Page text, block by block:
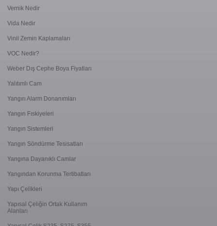
Vernik Nedir
Vida Nedir
Vinil Zemin Kaplamaları
VOC Nedir?
Weber Dış Cephe Boya Fiyatları
Yalıtımlı Cam
Yangın Alarm Donanımları
Yangın Fıskiyeleri
Yangın Sistemleri
Yangın Söndürme Tesisatları
Yangına Dayanıklı Camlar
Yangından Korunma Tertibatları
Yapı Çelikleri
Yapısal Çeliğin Ortak Kullanım
Alanları